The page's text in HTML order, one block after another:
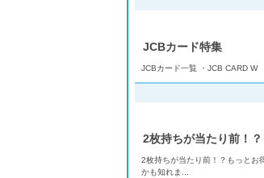
JCBカード特集
JCBカード一覧 ・JCB CARD W
2枚持ちが当たり前！
2枚持ちが当たり前！？もっとお
かも知れま...